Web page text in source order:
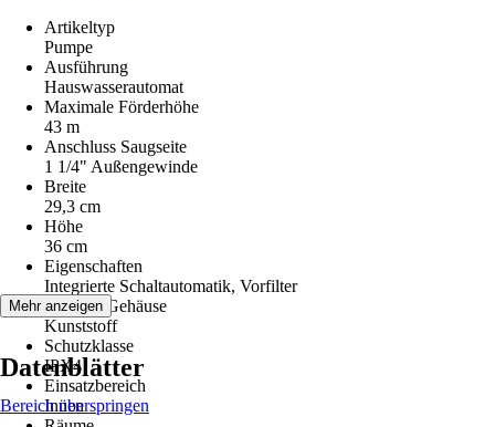
Artikeltyp
Pumpe
Ausführung
Hauswasserautomat
Maximale Förderhöhe
43 m
Anschluss Saugseite
1 1/4" Außengewinde
Breite
29,3 cm
Höhe
36 cm
Eigenschaften
Integrierte Schaltautomatik, Vorfilter
Material Gehäuse
Kunststoff
Schutzklasse
IPX4
Einsatzbereich
Innen
Mehr anzeigen
Datenblätter
Bereich überspringen